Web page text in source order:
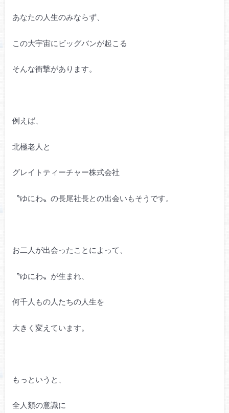
あなたの人生のみならず、
この大宇宙にビッグバンが起こる
そんな衝撃があります。
例えば、
北極老人と
グレイトティーチャー株式会社
〝ゆにわ〟の長尾社長との出会いもそうです。
お二人が出会ったことによって、
〝ゆにわ〟が生まれ、
何千人もの人たちの人生を
大きく変えています。
もっというと、
全人類の意識に